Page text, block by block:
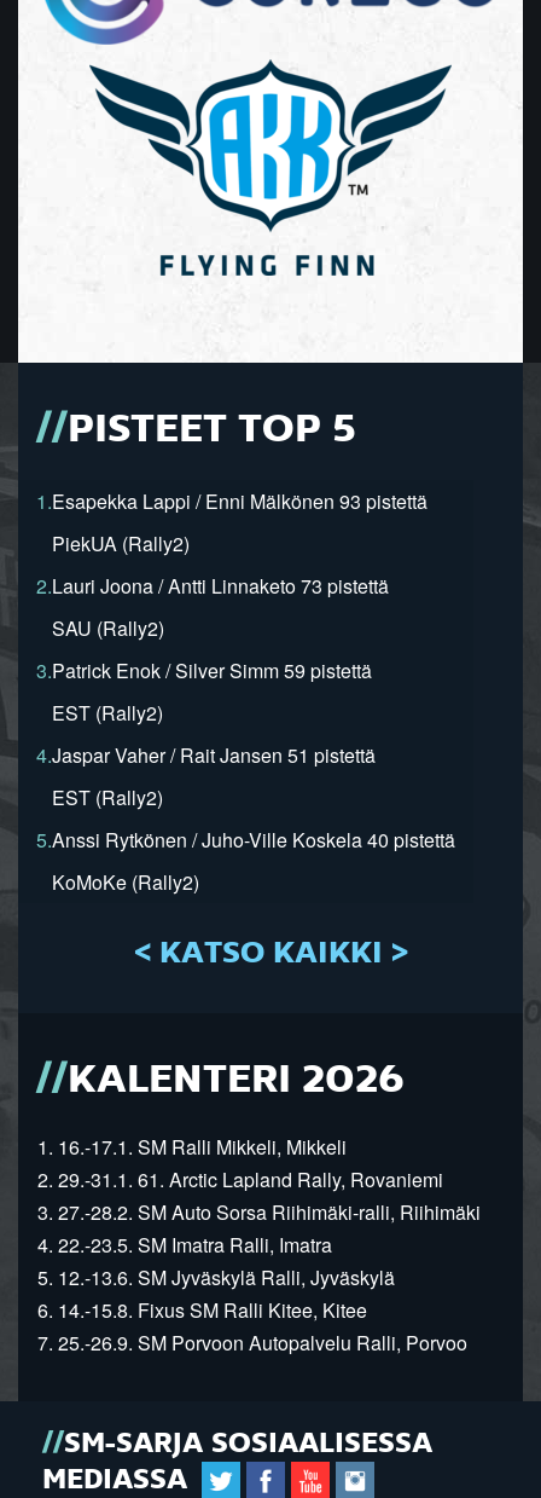
PISTEET TOP 5
1.Esapekka Lappi / Enni Mälkönen 93 pistettä
PiekUA (Rally2)
2.Lauri Joona / Antti Linnaketo 73 pistettä
SAU (Rally2)
3.Patrick Enok / Silver Simm 59 pistettä
EST (Rally2)
4.Jaspar Vaher / Rait Jansen 51 pistettä
EST (Rally2)
5.Anssi Rytkönen / Juho-Ville Koskela 40 pistettä
KoMoKe (Rally2)
< KATSO KAIKKI >
KALENTERI 2026
1. 16.-17.1. SM Ralli Mikkeli, Mikkeli
2. 29.-31.1. 61. Arctic Lapland Rally, Rovaniemi
3. 27.-28.2. SM Auto Sorsa Riihimäki-ralli, Riihimäki
4. 22.-23.5. SM Imatra Ralli, Imatra
5. 12.-13.6. SM Jyväskylä Ralli, Jyväskylä
6. 14.-15.8. Fixus SM Ralli Kitee, Kitee
7. 25.-26.9. SM Porvoon Autopalvelu Ralli, Porvoo
SM-SARJA SOSIAALISESSA
MEDIASSA